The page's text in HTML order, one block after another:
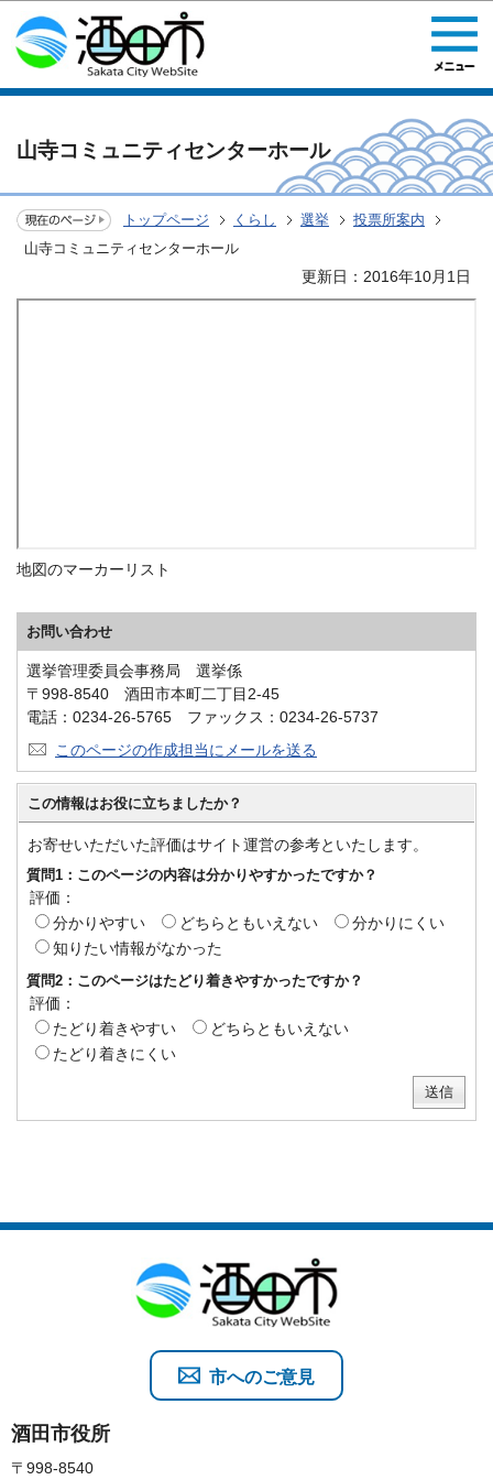
このページの本文へ移動
山寺コミュニティセンターホール
トップページ くらし 選挙
投票所案内
山寺コミュニティセンターホール
更新日：2016年10月1日
地図のマーカーリスト
お問い合わせ
選挙管理委員会事務局 選挙係
〒998-8540 酒田市本町二丁目2-45
電話：0234-26-5765 ファックス：0234-26-5737
このページの作成担当にメールを送る
この情報はお役に立ちましたか？
お寄せいただいた評価はサイト運営の参考といたします。
質問1：このページの内容は分かりやすかったですか？
評価：
分かりやすい
どちらともいえない
分かりにくい
知りたい情報がなかった
質問2：このページはたどり着きやすかったですか？
評価：
たどり着きやすい
どちらともいえない
たどり着きにくい
酒田市役所
〒998-8540
市へのご意見